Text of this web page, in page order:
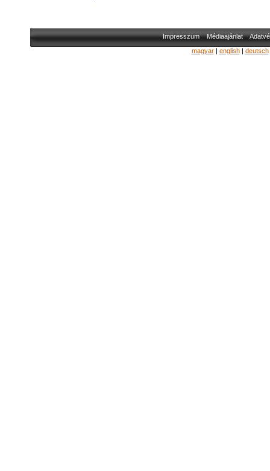
Impresszum Médiaajánlat
magyar| english| deutsch